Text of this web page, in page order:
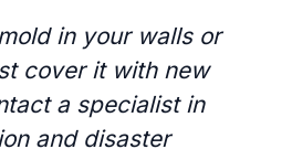
in your walls or
cover it with new
a specialist in
and disaster